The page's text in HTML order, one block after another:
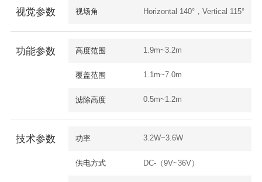
视觉参数 视场角 Horizontal 140°，Vertical 115°
功能参数 高度范围 1.9m~3.2m
覆盖范围 1.1m~7.0m
滤除高度 0.5m~1.2m
技术参数 功率 3.2W~3.6W
供电方式 DC-（9V~36V）